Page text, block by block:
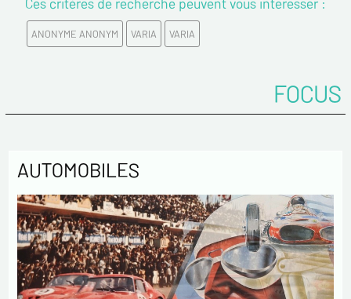
Email*
Tél.
Remarques
ANONYME ANONYM VARIA VARIA
FOCUS
AUTOMOBILES